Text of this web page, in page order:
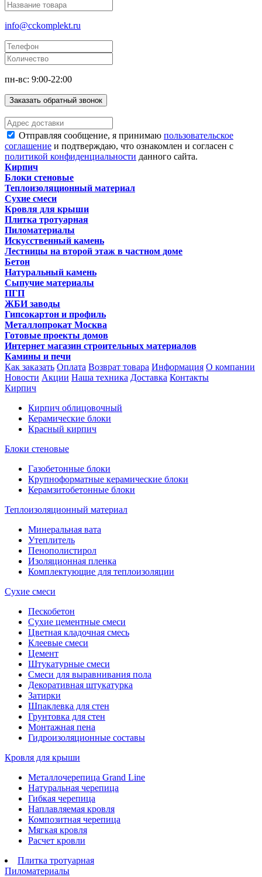
info@cckomplekt.ru
пн-вс: 9:00-22:00
Заказать обратный звонок
Отправляя сообщение, я принимаю пользовательское
соглашение и подтверждаю, что ознакомлен и согласен с
политикой конфиденциальности данного сайта.
Кирпич
Блоки стеновые
Теплоизоляционный материал
Сухие смеси
Кровля для крыши
Плитка тротуарная
Пиломатериалы
Искусственный камень
Лестницы на второй этаж в частном доме
Бетон
Натуральный камень
Сыпучие материалы
ПГП
ЖБИ заводы
Гипсокартон и профиль
Металлопрокат Москва
Готовые проекты домов
Интернет магазин строительных материалов
Камины и печи
Как заказать Оплата Возврат товара Информация О компании
Новости Акции Наша техника Доставка Контакты
Кирпич
Кирпич облицовочный
Керамические блоки
Красный кирпич
Блоки стеновые
Газобетонные блоки
Крупноформатные керамические блоки
Керамзитобетонные блоки
Теплоизоляционный материал
Минеральная вата
Утеплитель
Пенополистирол
Изоляционная пленка
Комплектующие для теплоизоляции
Сухие смеси
Пескобетон
Сухие цементные смеси
Цветная кладочная смесь
Клеевые смеси
Цемент
Штукатурные смеси
Смеси для выравнивания пола
Декоративная штукатурка
Затирки
Шпаклевка для стен
Грунтовка для стен
Монтажная пена
Гидроизоляционные составы
Кровля для крыши
Металлочерепица Grand Line
Натуральная черепица
Гибкая черепица
Наплавляемая кровля
Композитная черепица
Мягкая кровля
Расчет кровли
Плитка тротуарная
Пиломатериалы